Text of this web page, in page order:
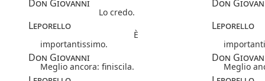
Don Giovanni Don
Lo credo.
Leporello Leporello
È
importantissimo.
Don Giovanni Don
Meglio ancora: finiscila. Meglio